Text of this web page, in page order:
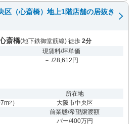
区（心斎橋）地上1階店舗の居抜き
斎橋(地下鉄御堂筋線) 徒歩 2分
現賃料/坪単価
－ /28,612円
2 ）
所在地
大阪市中央区
前業態/希望譲渡額
バー/400万円